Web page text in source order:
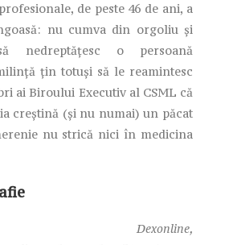
de peste 46 de ani, a
nu cumva din orgoliu și
nedreptățesc o persoană
țin totuși să le reamintesc
ai Biroului Executiv al CSML că
creștină (și nu numai) un păcat
nu strică nici în medicina